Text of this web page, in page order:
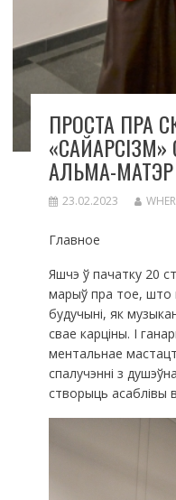
ПРОСТА ПРА
АЛЬМА-МАТЭР
23.02.2023
Главное
Яшчэ ў пачатку 20
марыў пра тое, што
будучыні, як
свае карціны. І
ментальнае
спалучэнні з
створыць асаблівы